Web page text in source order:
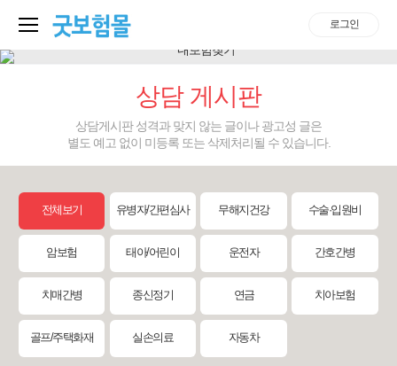
로그인
상담 게시판
상담게시판 성격과 맞지 않는 글이나 광고성 글은
별도 예고 없이 미등록 또는 삭제처리될 수 있습니다.
전체보기 유병자/간편심사 무해지건강 수술·입원비
암보험 태아/어린이 운전자 간호간병
치매간병 종신정기 연금 치아보험
골프/주택화재 실손의료 자동차